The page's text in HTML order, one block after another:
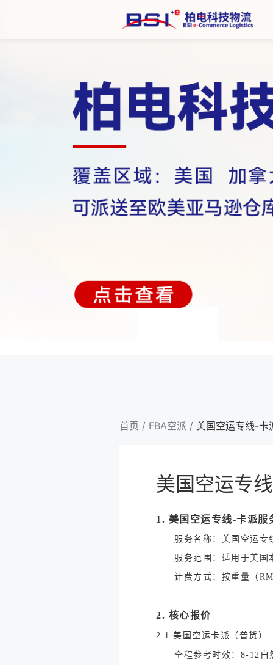
首页 / FBA空派 / 美国空运专线-卡
美国空运专
1. 美国空运专线-卡派服
服务名称：美国空运专
服务范围：适用于美国
计费方式：按重量（
2. 核心报价
2.1 美国空运卡派（普货）
全程参考时效：8-12自